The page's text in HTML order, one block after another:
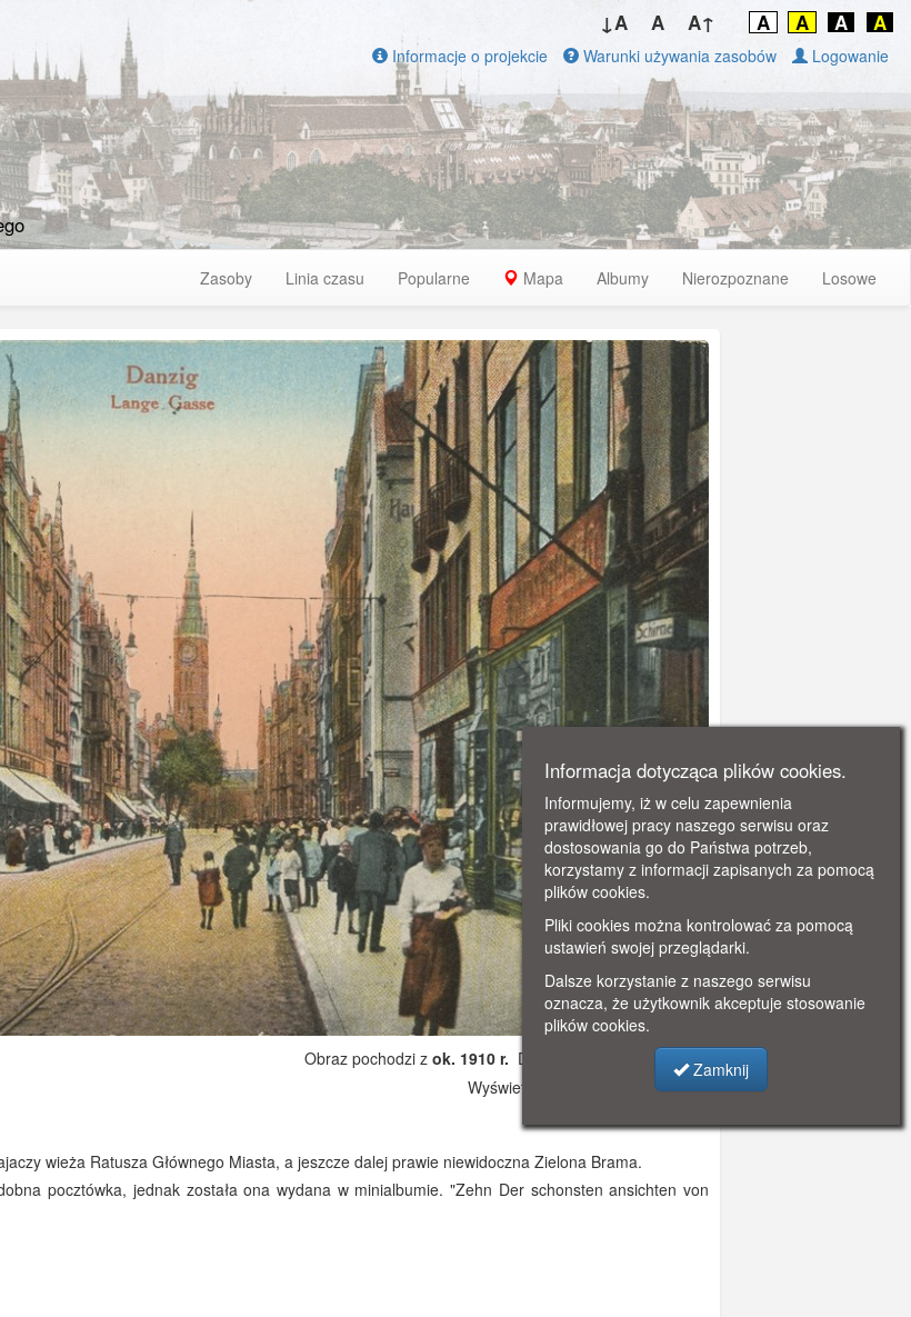
↓A A A↑ A A A A
Informacje o projekcie Warunki używania zasobów Logowanie
Zasoby Linia czasu Popularne Mapa Albumy Nierozpoznane Losowe
Obraz pochodzi z ok. 1910 r. Dodano: 2021-11-08 12:15
Wyświetlono: 2631
wieża Ratusza Głównego Miasta, a jeszcze dalej prawie niewidoczna Zielona Brama.
pocztówka, jednak została ona wydana w minialbumie. "Zehn Der schonsten ansichten von
Informacja dotycząca plików cookies.
Informujemy, iż w celu zapewnienia
prawidłowej pracy naszego serwisu oraz
dostosowania go do Państwa potrzeb,
korzystamy z informacji zapisanych za pomocą
plików cookies.
Pliki cookies można kontrolować za pomocą
ustawień swojej przeglądarki.
Dalsze korzystanie z naszego serwisu
oznacza, że użytkownik akceptuje stosowanie
plików cookies.
Zamknij